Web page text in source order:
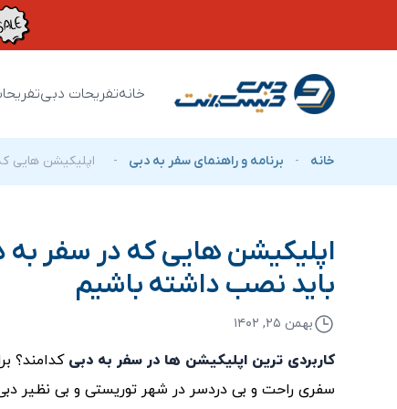
خانهتفریحات دبی
خانه - برنامه و راهنمای سفر به دبی - اپلیکیشن هایی
اپلیکیشن هایی که در سفر به
باید نصب داشته باشیم
بهمن ۲۵, ۱۴۰۲
کاربردی ترین اپلیکیشن ها در سفر به دبی کدامند؟
سفری راحت و بی دردسر در شهر توریستی و بی نظیر